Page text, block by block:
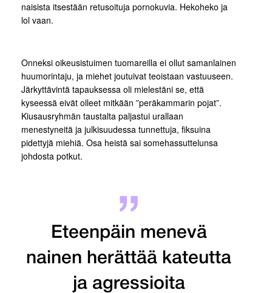
naisista itsestään retusoituja pornokuvia. Hekoheko ja
lol vaan.
Onneksi oikeusistuimen tuomareilla ei ollut samanlainen
huumorintaju, ja miehet joutuivat teoistaan vastuuseen.
Järkyttävintä tapauksessa oli mielestäni se, että
kyseessä eivät olleet mitkään ”peräkammarin pojat”.
Kiusausryhmän taustalta paljastui urallaan
menestyneitä ja julkisuudessa tunnettuja, fiksuina
pidettyjä miehiä. Osa heistä sai somehassuttelunsa
johdosta potkut.
Eteenpäin menevä
nainen herättää kateutta
ja agressioita